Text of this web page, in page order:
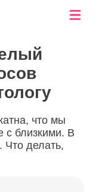
что мы
с близкими. В
Что делать,